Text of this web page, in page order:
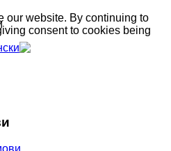
our website. By continuing to
consent to cookies being